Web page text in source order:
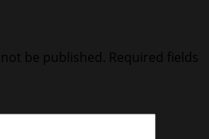
be published. Required fields